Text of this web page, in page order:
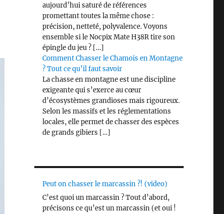
aujourd’hui saturé de références
promettant toutes la même chose :
précision, netteté, polyvalence. Voyons
ensemble si le Nocpix Mate H38R tire son
épingle du jeu ? […]
Comment Chasser le Chamois en Montagne
? Tout ce qu’il faut savoir
La chasse en montagne est une discipline
exigeante qui s’exerce au cœur
d’écosystèmes grandioses mais rigoureux.
Selon les massifs et les réglementations
locales, elle permet de chasser des espèces
de grands gibiers […]
Peut on chasser le marcassin ?! (video)
C’est quoi un marcassin ? Tout d’abord,
précisons ce qu’est un marcassin (et oui !